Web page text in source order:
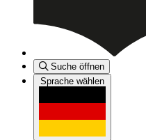
Suche öffnen
Sprache wählen